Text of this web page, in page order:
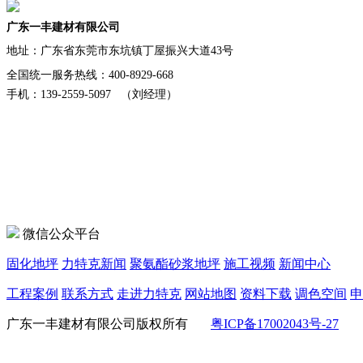
广东一丰建材有限公司
地址： 广东省东莞市东坑镇丁屋振兴大道43号
全国统一服务热线：400-8929-668
手机：139-2559-5097 （刘经理）
微信公众平台
固化地坪 力特克新闻 聚氨酯砂浆地坪 施工视频 新闻中心
工程案例 联系方式 走进力特克 网站地图 资料下载 调色空间
广东一丰建材有限公司版权所有 粤ICP备17002043号-27